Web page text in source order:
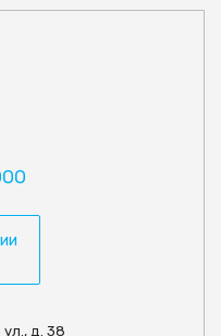
ул., д. 38